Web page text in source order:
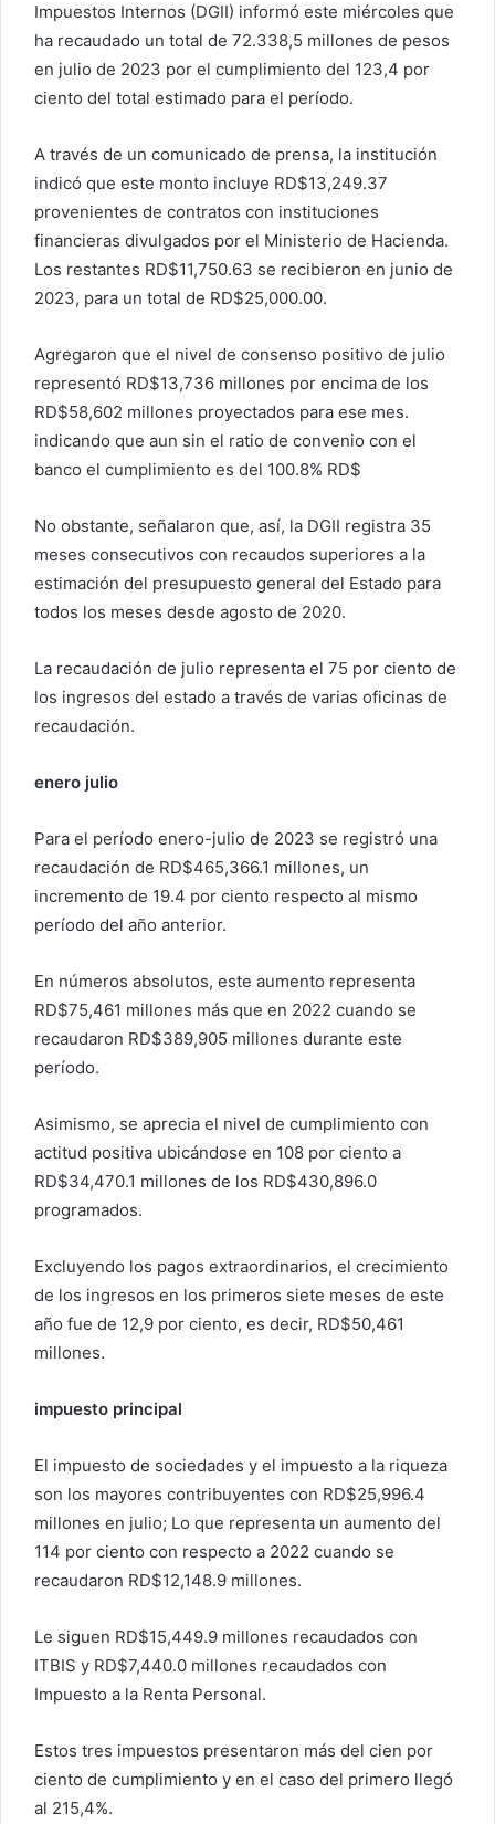
r
n
i
c
o
Impuestos Internos (DGII) informó este miércoles que
ha recaudado un total de 72.338,5 millones de pesos
en julio de 2023 por el cumplimiento del 123,4 por
ciento del total estimado para el período.
A través de un comunicado de prensa, la institución
indicó que este monto incluye RD$13,249.37
provenientes de contratos con instituciones
financieras divulgados por el Ministerio de Hacienda.
Los restantes RD$11,750.63 se recibieron en junio de
2023, para un total de RD$25,000.00.
Agregaron que el nivel de consenso positivo de julio
representó RD$13,736 millones por encima de los
RD$58,602 millones proyectados para ese mes.
indicando que aun sin el ratio de convenio con el
banco el cumplimiento es del 100.8% RD$
No obstante, señalaron que, así, la DGII registra 35
meses consecutivos con recaudos superiores a la
estimación del presupuesto general del Estado para
todos los meses desde agosto de 2020.
La recaudación de julio representa el 75 por ciento de
los ingresos del estado a través de varias oficinas de
recaudación.
enero julio
Para el período enero-julio de 2023 se registró una
recaudación de RD$465,366.1 millones, un
incremento de 19.4 por ciento respecto al mismo
período del año anterior.
En números absolutos, este aumento representa
RD$75,461 millones más que en 2022 cuando se
recaudaron RD$389,905 millones durante este
período.
Asimismo, se aprecia el nivel de cumplimiento con
actitud positiva ubicándose en 108 por ciento a
RD$34,470.1 millones de los RD$430,896.0
programados.
Excluyendo los pagos extraordinarios, el crecimiento
de los ingresos en los primeros siete meses de este
año fue de 12,9 por ciento, es decir, RD$50,461
millones.
impuesto principal
El impuesto de sociedades y el impuesto a la riqueza
son los mayores contribuyentes con RD$25,996.4
millones en julio; Lo que representa un aumento del
114 por ciento con respecto a 2022 cuando se
recaudaron RD$12,148.9 millones.
Le siguen RD$15,449.9 millones recaudados con
ITBIS y RD$7,440.0 millones recaudados con
Impuesto a la Renta Personal.
Estos tres impuestos presentaron más del cien por
ciento de cumplimiento y en el caso del primero llegó
al 215,4%.